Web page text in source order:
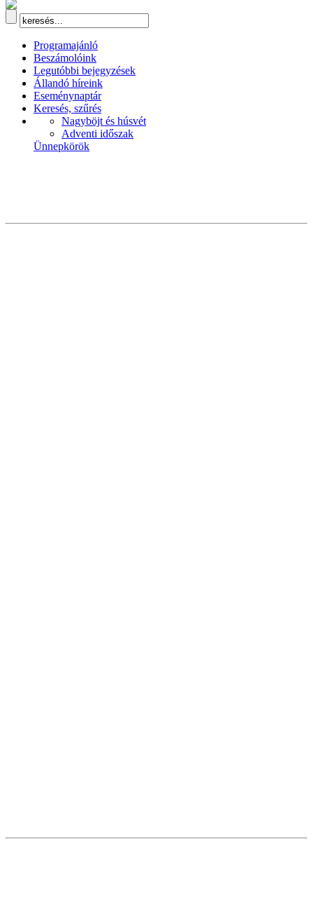
Programajánló
Beszámolóink
Legutóbbi bejegyzések
Állandó híreink
Eseménynaptár
Keresés, szűrés
Nagyböjt és húsvét
Adventi időszak
Ünnepkörök